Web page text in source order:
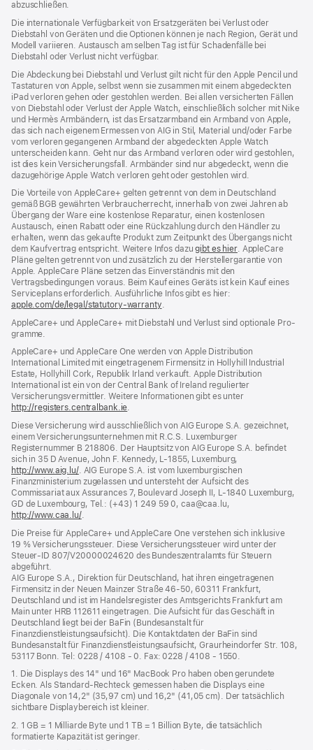
abzuschließen.
Die internationale Verfügbarkeit von Ersatzgeräten bei Verlust oder
Diebstahl von Geräten und die Optionen können je nach Region, Gerät und
Modell variieren. Austausch am selben Tag ist für Schadenfälle bei
Diebstahl oder Verlust nicht verfügbar.
Die Abdeckung bei Diebstahl und Verlust gilt nicht für den Apple Pencil und
Tastaturen von Apple, selbst wenn sie zusammen mit einem abgedeckten
iPad verloren gehen oder gestohlen werden. Bei allen versicherten Fällen
von Diebstahl oder Verlust der Apple Watch, einschließlich solcher mit Nike
und Hermès Armbändern, ist das Ersatzarmband ein Armband von Apple,
das sich nach eigenem Ermessen von AIG in Stil, Material und/oder Farbe
vom verloren gegangenen Armband der abgedeckten Apple Watch
unterscheiden kann. Geht nur das Armband verloren oder wird gestohlen,
ist dies kein Versicherungsfall. Armbänder sind nur abgedeckt, wenn die
dazugehörige Apple Watch verloren geht oder gestohlen wird.
Die Vorteile von AppleCare+ gelten getrennt von dem in Deutschland
gemäß BGB gewährten Verbraucher­recht, inner­halb von zwei Jahren ab
Übergang der Ware eine kosten­lose Reparatur, einen kosten­losen
Austausch, einen Rabatt oder eine Rück­zahlung durch den Händler zu
erhalten, wenn das gekaufte Produkt zum Zeit­punkt des Übergangs nicht
dem Kauf­vertrag ent­spricht. Weitere Infos dazugibt es hier(Öffnet
ein
Fenster)
. AppleCare
Pläne gelten getrennt von und zu­sätz­lich zu der Hersteller­garantie von
Apple. AppleCare Pläne setzen das Einverständnis mit den
Vertragsbedingungen voraus. Beim Kauf eines Geräts ist kein Kauf eines
Serviceplans erfor­der­lich. Ausführliche Infos gibt es hier:
apple.com/de/legal/statutory-warranty(Öffnet
neues
.
AppleCare+ und AppleCare+ mit Dieb­stahl und Verlust sind optionale Pro­
gramme.
AppleCare+ und AppleCare One werden von Apple Distribution
International Limited mit eingetragenem Firmensitz in Hollyhill Industrial
Estate, Hollyhill Cork, Republik Irland verkauft. Apple Distribution
International ist ein von der Central Bank of Ireland regulierter
Versicherungsvermittler. Weitere Informationen gibt es unter
http://registers.centralbank.ie(Öffnet
neues
Fenster)
.
Diese Versicherung wird ausschließlich von AIG Europe S.A. gezeichnet,
einem Versicherungsunternehmen mit R.C.S. Luxemburger
Registernummer B 218806. Der Hauptsitz von AIG Europe S.A. befindet
sich in 35 D Avenue, John F. Kennedy, L‑1855, Luxemburg,
http://www.aig.lu/(Öffnet
ein
neues
Fenster)
. AIG Europe S.A. ist vom luxemburgischen
Finanzministerium zugelassen und untersteht der Aufsicht des
Commissariat aux Assurances 7, Boulevard Joseph II, L‑1840 Luxemburg,
GD de Luxembourg, Tel.: (+43) 1 249 59 0, caa@caa.lu,
http://www.caa.lu/(Öffnet
neues
Fenster)
.
Die Preise für AppleCare+ und AppleCare One verstehen sich inklusive
19 % Versicherungssteuer. Diese Versicherungssteuer wird unter der
Steuer‑ID 807/V20000024620 des Bundeszentralamts für Steuern
abgeführt.
AIG Europe S.A., Direktion für Deutschland, hat ihren eingetragenen
Firmensitz in der Neuen Mainzer Straße 46‑50, 60311 Frankfurt,
Deutschland und ist im Handelsregister des Amtsgerichts Frankfurt am
Main unter HRB 112611 eingetragen. Die Aufsicht für das Geschäft in
Deutschland liegt bei der BaFin (Bundesanstalt für
Finanzdienstleistungsaufsicht). Die Kontaktdaten der BaFin sind
Bundesanstalt für Finanzdienstleistungsaufsicht, Graurheindorfer Str. 108,
53117 Bonn. Tel: 0228 / 4108 - 0. Fax: 0228 / 4108 - 1550.
1. Die Displays des 14" und 16" MacBook Pro haben oben gerundete
Ecken. Als Standard-Rechteck gemessen haben die Displays eine
Diagonale von 14,2" (35,97 cm) und 16,2" (41,05 cm). Der tatsächlich
sichtbare Displaybereich ist kleiner.
2. 1 GB = 1 Milliarde Byte und 1 TB = 1 Billion Byte, die tatsächlich
formatierte Kapazität ist geringer.